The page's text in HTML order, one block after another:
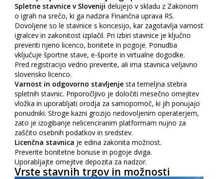
Spletne stavnice v Sloveniji delujejo v skladu z Zakonom
o igrah na srečo, ki ga nadzira Finančna uprava RS.
Dovoljene so le stavnice s koncesijo, kar zagotavlja varnost
igralcev in zakonitost izplačil. Pri izbiri stavnice je ključno
preveriti njeno licenco, bonitete in pogoje. Ponudba
vključuje športne stave, e-športe in virtualne dogodke.
Pred registracijo vedno preverite, ali ima stavnica veljavno
slovensko licenco.
Varnost in odgovorno stavljenje sta temeljna stebra
spletnih stavnic. Priporočljivo je določiti mesečno omejitev
vložka in uporabljati orodja za samopomoč, ki jih ponujajo
ponudniki. Stroge kazni grozijo nedovoljenim operaterjem,
zato je izogibanje nelicenciranim platformam nujno za
zaščito osebnih podatkov in sredstev.
Licenčna stavnica je edina zakonita možnost.
Preverite bonitetne bonuse in pogoje dviga.
Uporabljajte omejitve depozita za nadzor.
Vrste stavnih trgov in možnosti